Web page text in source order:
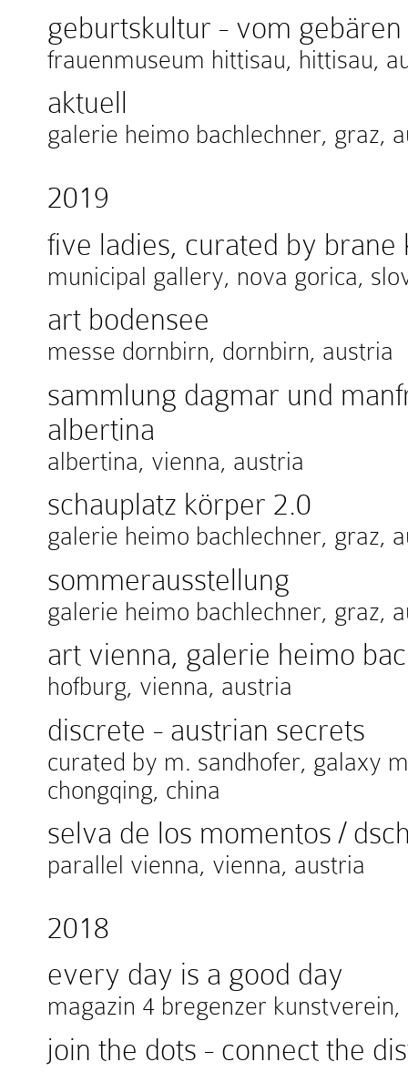
geburtskultur - vom
frauenmuseum hittisau, hittisau,
aktuell
galerie heimo bachlechner, graz,
2019
five ladies, curated by brane
municipal gallery, nova gorica,
art bodensee
messe dornbirn, dornbirn, austria
sammlung dagmar und
albertina
albertina, vienna, austria
schauplatz körper 2.0
galerie heimo bachlechner, graz,
sommerausstellung
galerie heimo bachlechner, graz,
art vienna, galerie heimo
hofburg, vienna, austria
discrete - austrian secrets
curated by m. sandhofer, galaxy
chongqing, china
selva de los momentos /
parallel vienna, vienna, austria
2018
every day is a good day
magazin 4 bregenzer
join the dots - connect the